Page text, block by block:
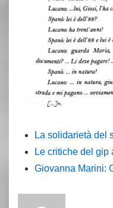
La solidarietà del
Le critiche del gip
Giovanna Marini: